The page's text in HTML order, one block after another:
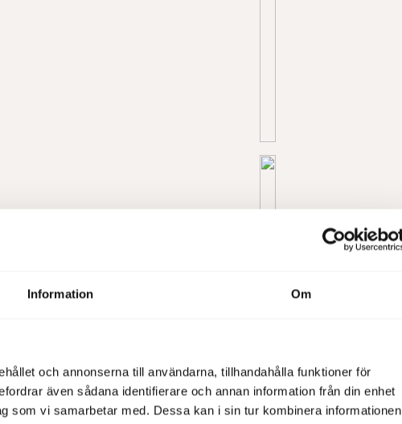
Information Om
och annonserna till användarna, tillhandahålla funktioner för
även sådana identifierare och annan information från din enhet
som vi samarbetar med. Dessa kan i sin tur kombinera informationen